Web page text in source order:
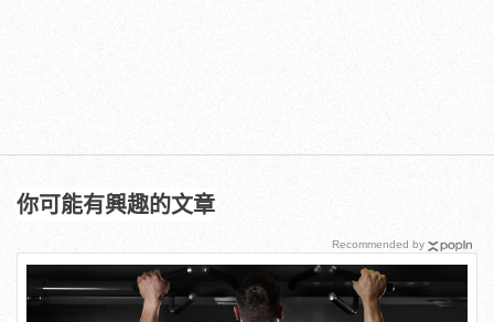
你可能有興趣的文章
Recommended by